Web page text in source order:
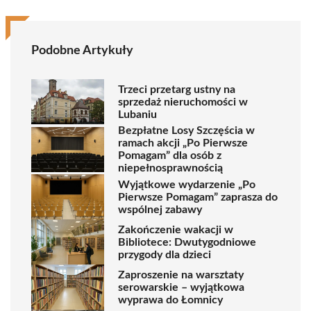
Podobne Artykuły
Trzeci przetarg ustny na
sprzedaż nieruchomości w
Lubaniu
Bezpłatne Losy Szczęścia w
ramach akcji „Po Pierwsze
Pomagam” dla osób z
niepełnosprawnością
Wyjątkowe wydarzenie „Po
Pierwsze Pomagam” zaprasza do
wspólnej zabawy
Zakończenie wakacji w
Bibliotece: Dwutygodniowe
przygody dla dzieci
Zaproszenie na warsztaty
serowarskie – wyjątkowa
wyprawa do Łomnicy